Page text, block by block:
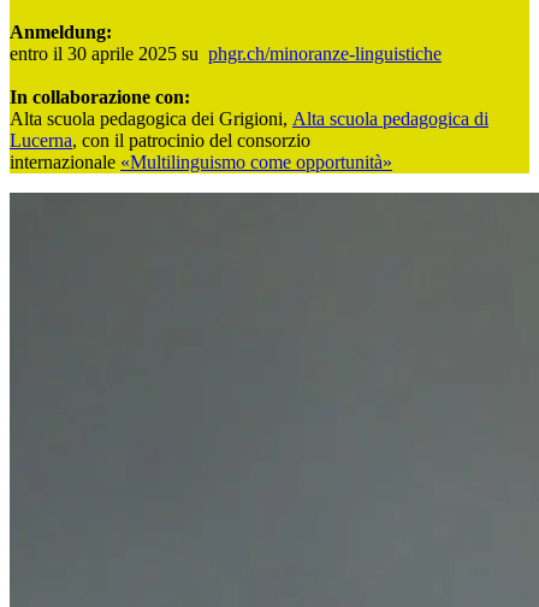
Anmeldung:
entro il 30 aprile 2025 su phgr.ch/minoranze-linguistiche
In collaborazione con:
Alta scuola pedagogica dei Grigioni, Alta scuola pedagogica di
Lucerna, con il patrocinio del consorzio
internazionale «Multilinguismo come opportunità»